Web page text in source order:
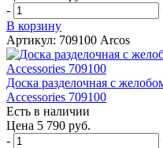
-
В корзину
Артикул: 709100 Arcos
Доска разделочная с
Accessories 709100
Есть в наличии
Цена 5 790 руб.
-